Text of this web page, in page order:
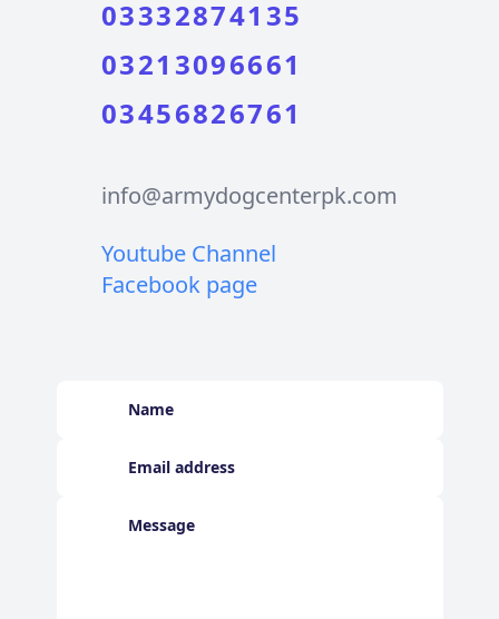
03332874135
03213096661
03456826761
info@armydogcenterpk.com
Youtube Channel
Facebook page